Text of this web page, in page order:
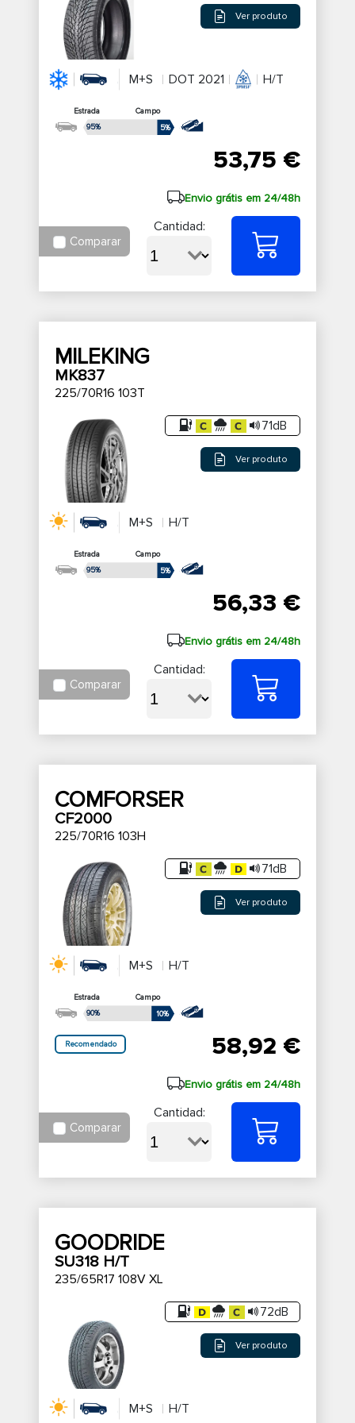
Ver produto
M+S DOT 2021 H/T
Estrada
Campo
95%
5%
53,75 €
Envio grátis em 24/48h
Comparar
Cantidad:
MILEKING
MK837
225/70R16 103T
71dB
Ver produto
M+S H/T
Estrada
Campo
95%
5%
56,33 €
Envio grátis em 24/48h
Comparar
Cantidad:
COMFORSER
CF2000
225/70R16 103H
71dB
Ver produto
M+S H/T
Estrada
Campo
90%
10%
Recomendado 58,92 €
Envio grátis em 24/48h
Comparar
Cantidad:
GOODRIDE
SU318 H/T
235/65R17 108V XL
72dB
Ver produto
M+S H/T